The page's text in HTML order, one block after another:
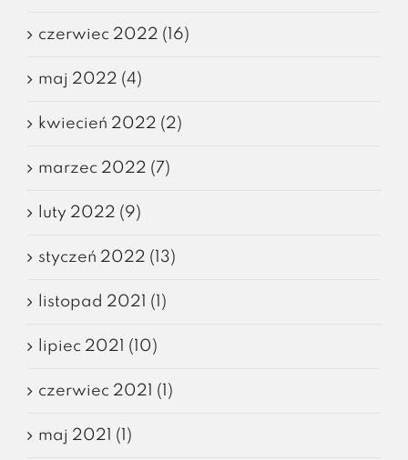
czerwiec 2022 (16)
maj 2022 (4)
kwiecień 2022 (2)
marzec 2022 (7)
luty 2022 (9)
styczeń 2022 (13)
listopad 2021 (1)
lipiec 2021 (10)
czerwiec 2021 (1)
maj 2021 (1)